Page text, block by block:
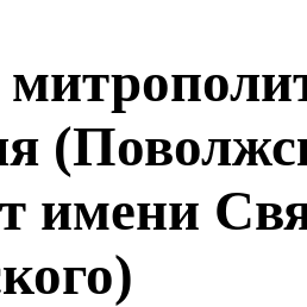
имени